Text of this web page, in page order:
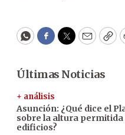
WhatsApp
Facebook
Twitter
Email
Últimas Noticias
+ análisis
Asunción: ¿Qué dice el
sobre la altura permitida
edificios?